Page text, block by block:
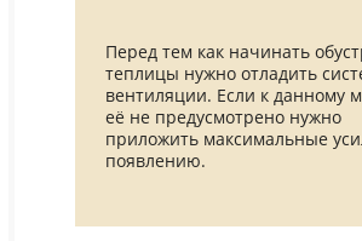
Перед тем как начинать
теплицы нужно отладить
вентиляции. Если к данному
её не предусмотрено нужно
приложить максимальные
появлению.